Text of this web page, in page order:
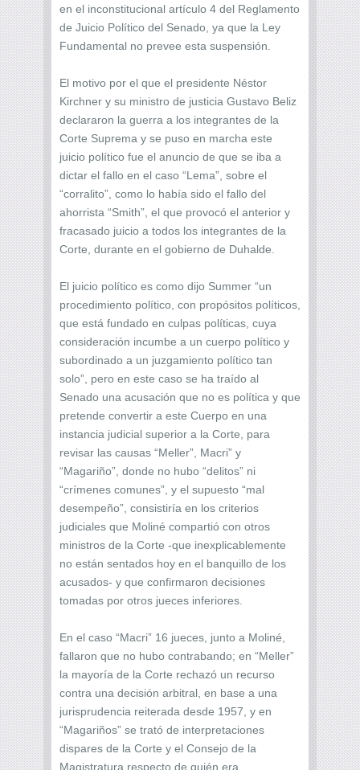
en el inconstitucional artículo 4 del Reglamento
de Juicio Político del Senado, ya que la Ley
Fundamental no prevee esta suspensión.
El motivo por el que el presidente Néstor
Kirchner y su ministro de justicia Gustavo Beliz
declararon la guerra a los integrantes de la
Corte Suprema y se puso en marcha este
juicio político fue el anuncio de que se iba a
dictar el fallo en el caso “Lema”, sobre el
“corralito”, como lo había sido el fallo del
ahorrista “Smith”, el que provocó el anterior y
fracasado juicio a todos los integrantes de la
Corte, durante en el gobierno de Duhalde.
El juicio político es como dijo Summer “un
procedimiento político, con propósitos políticos,
que está fundado en culpas políticas, cuya
consideración incumbe a un cuerpo político y
subordinado a un juzgamiento político tan
solo”, pero en este caso se ha traído al
Senado una acusación que no es política y que
pretende convertir a este Cuerpo en una
instancia judicial superior a la Corte, para
revisar las causas “Meller”, Macri” y
“Magariño”, donde no hubo “delitos” ni
“crímenes comunes”, y el supuesto “mal
desempeño”, consistiría en los criterios
judiciales que Moliné compartió con otros
ministros de la Corte -que inexplicablemente
no están sentados hoy en el banquillo de los
acusados- y que confirmaron decisiones
tomadas por otros jueces inferiores.
En el caso “Macri” 16 jueces, junto a Moliné,
fallaron que no hubo contrabando; en “Meller”
la mayoría de la Corte rechazó un recurso
contra una decisión arbitral, en base a una
jurisprudencia reiterada desde 1957, y en
“Magariños” se trató de interpretaciones
dispares de la Corte y el Consejo de la
Magistratura respecto de quién era